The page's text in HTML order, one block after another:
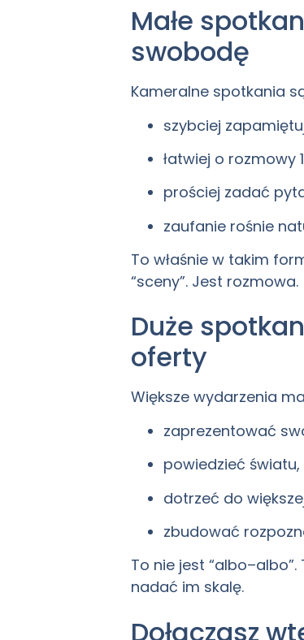
Małe
swobodę
Kameralne spotkania
szybciej
łatwiej o rozmowy
prościej zadać
zaufanie rośnie
To właśnie w takim
“sceny”. Jest rozmowa.
Duże
oferty
Większe wydarzenia
zaprezentować
powiedzieć
dotrzeć do
zbudować
To nie jest
nadać im skalę.
Dołączasz